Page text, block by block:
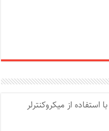
مدار دیمر پاور LED با استفاده از میکروکنترلر